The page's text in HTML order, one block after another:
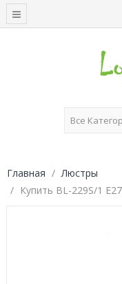
Главная
Люстры
Купить BL-229S/1